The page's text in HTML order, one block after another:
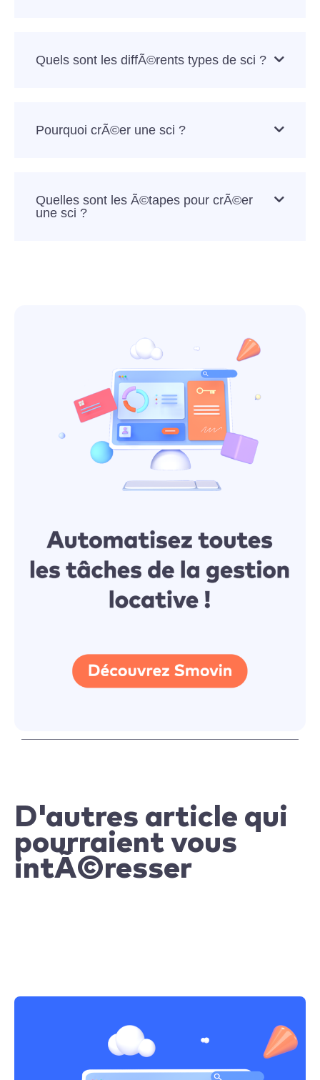
Quels sont les diffÃ©rents types de sci ?
Pourquoi crÃ©er une sci ?
Quelles sont les Ã©tapes pour crÃ©er
une sci ?
D'autres article qui
pourraient vous
intÃ©resser